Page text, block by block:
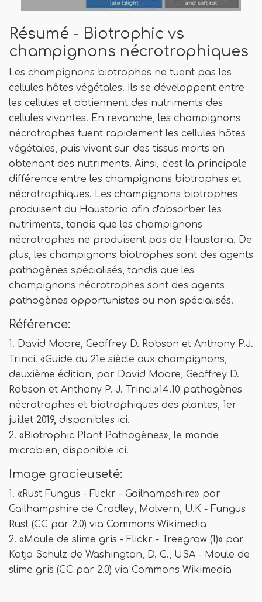
Résumé - Biotrophic vs
champignons nécrotrophiques
Les champignons biotrophes ne tuent pas les
cellules hôtes végétales. Ils se développent entre
les cellules et obtiennent des nutriments des
cellules vivantes. En revanche, les champignons
nécrotrophes tuent rapidement les cellules hôtes
végétales, puis vivent sur des tissus morts en
obtenant des nutriments. Ainsi, c'est la principale
différence entre les champignons biotrophes et
nécrotrophiques. Les champignons biotrophes
produisent du Haustoria afin d'absorber les
nutriments, tandis que les champignons
nécrotrophes ne produisent pas de Haustoria. De
plus, les champignons biotrophes sont des agents
pathogènes spécialisés, tandis que les
champignons nécrotrophes sont des agents
pathogènes opportunistes ou non spécialisés.
Référence:
1. David Moore, Geoffrey D. Robson et Anthony P.J.
Trinci. «Guide du 21e siècle aux champignons,
deuxième édition, par David Moore, Geoffrey D.
Robson et Anthony P. J. Trinci.»14.10 pathogènes
nécrotrophes et biotrophiques des plantes, 1er
juillet 2019, disponibles ici.
2. «Biotrophic Plant Pathogènes», le monde
microbien, disponible ici.
Image gracieuseté:
1. «Rust Fungus - Flickr - Gailhampshire» par
Gailhampshire de Cradley, Malvern, U.K - Fungus
Rust (CC par 2.0) via Commons Wikimedia
2. «Moule de slime gris - Flickr - Treegrow (1)» par
Katja Schulz de Washington, D. C., USA - Moule de
slime gris (CC par 2.0) via Commons Wikimedia